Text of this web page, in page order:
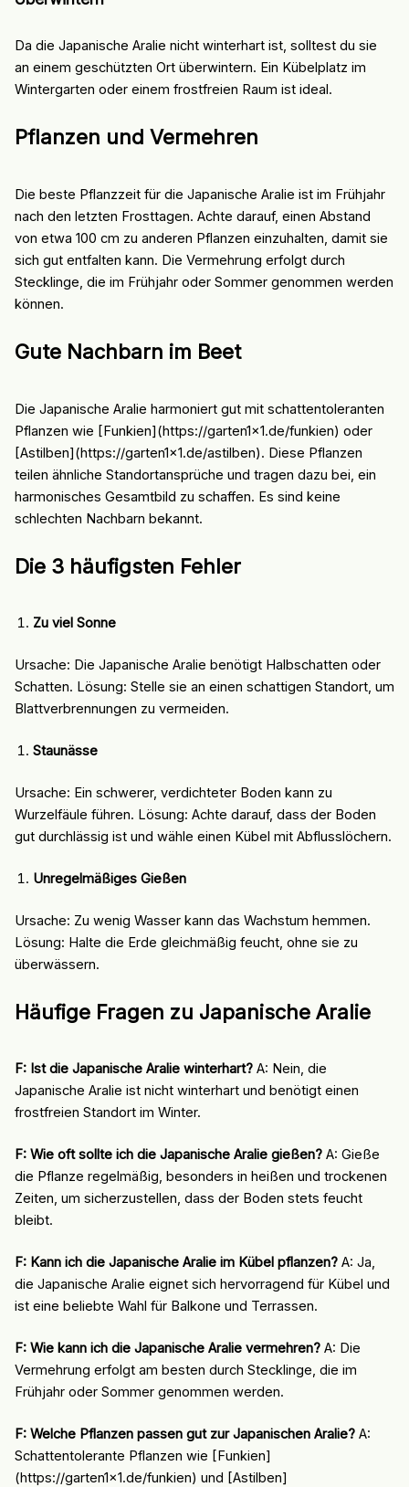
Da die Japanische Aralie nicht winterhart ist, solltest du sie
an einem geschützten Ort überwintern. Ein Kübelplatz im
Wintergarten oder einem frostfreien Raum ist ideal.
Pflanzen und Vermehren
Die beste Pflanzzeit für die Japanische Aralie ist im Frühjahr
nach den letzten Frosttagen. Achte darauf, einen Abstand
von etwa 100 cm zu anderen Pflanzen einzuhalten, damit sie
sich gut entfalten kann. Die Vermehrung erfolgt durch
Stecklinge, die im Frühjahr oder Sommer genommen werden
können.
Gute Nachbarn im Beet
Die Japanische Aralie harmoniert gut mit schattentoleranten
Pflanzen wie [Funkien](https://garten1x1.de/funkien) oder
[Astilben](https://garten1x1.de/astilben). Diese Pflanzen
teilen ähnliche Standortansprüche und tragen dazu bei, ein
harmonisches Gesamtbild zu schaffen. Es sind keine
schlechten Nachbarn bekannt.
Die 3 häufigsten Fehler
Zu viel Sonne
Ursache: Die Japanische Aralie benötigt Halbschatten oder
Schatten. Lösung: Stelle sie an einen schattigen Standort, um
Blattverbrennungen zu vermeiden.
Staunässe
Ursache: Ein schwerer, verdichteter Boden kann zu
Wurzelfäule führen. Lösung: Achte darauf, dass der Boden
gut durchlässig ist und wähle einen Kübel mit Abflusslöchern.
Unregelmäßiges Gießen
Ursache: Zu wenig Wasser kann das Wachstum hemmen.
Lösung: Halte die Erde gleichmäßig feucht, ohne sie zu
überwässern.
Häufige Fragen zu Japanische Aralie
F: Ist die Japanische Aralie winterhart?A: Nein, die
Japanische Aralie ist nicht winterhart und benötigt einen
frostfreien Standort im Winter.
F: Wie oft sollte ich die Japanische Aralie gießen?A: Gieße
die Pflanze regelmäßig, besonders in heißen und trockenen
Zeiten, um sicherzustellen, dass der Boden stets feucht
bleibt.
F: Kann ich die Japanische Aralie im Kübel pflanzen?A: Ja,
die Japanische Aralie eignet sich hervorragend für Kübel und
ist eine beliebte Wahl für Balkone und Terrassen.
F: Wie kann ich die Japanische Aralie vermehren?A: Die
Vermehrung erfolgt am besten durch Stecklinge, die im
Frühjahr oder Sommer genommen werden.
F: Welche Pflanzen passen gut zur Japanischen Aralie?A:
Schattentolerante Pflanzen wie [Funkien]
(https://garten1x1.de/funkien) und [Astilben]